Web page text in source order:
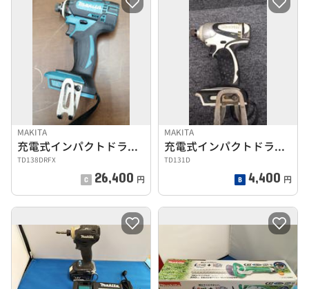
MAKITA
充電式インパクトドライバー
TD138DRFX
26,400 円
MAKITA
充電式インパクトドライバー
TD131D
4,400 円